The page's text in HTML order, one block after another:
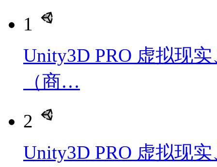
1
Unity3D PRO 虚拟现
（商…
2
Unity3D PRO 虚拟现